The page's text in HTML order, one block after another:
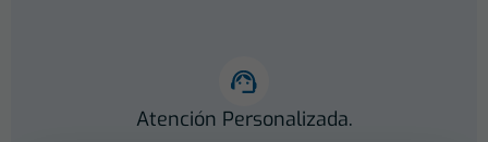
Atención Personalizada.